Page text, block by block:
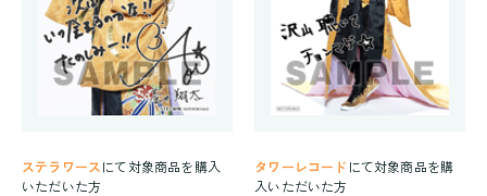
ステラワース にて対象商品を購入
いただいた方
タワーレコード にて対象商品を購
入いただいた方